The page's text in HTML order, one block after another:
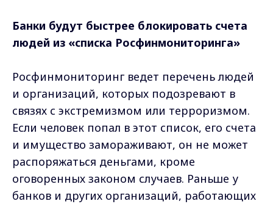
Банки будут быстрее блокировать счета
людей из «списка Росфинмониторинга»
Росфинмониторинг ведет перечень людей
и организаций, которых подозревают в
связях с экстремизмом или терроризмом.
Если человек попал в этот список, его счета
и имущество замораживают, он не может
распоряжаться деньгами, кроме
оговоренных законом случаев. Раньше у
банков и других организаций, работающих